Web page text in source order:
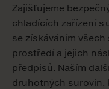
Zajišťujeme
chladících zařízení s
se získáváním
prostředí a jejich
předpisů. Naším
druhotných surovin,